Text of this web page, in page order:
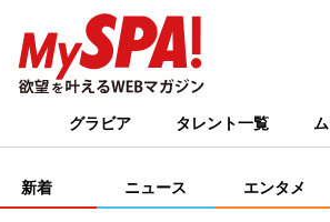
グラビア タレント一覧
新着 ニュース エンタメ